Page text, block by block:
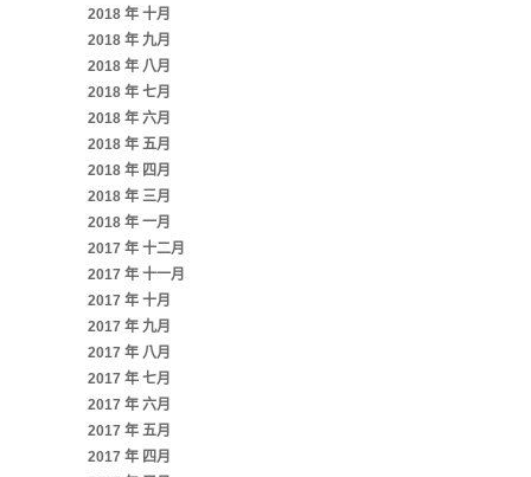
2018 年 十月
2018 年 九月
2018 年 八月
2018 年 七月
2018 年 六月
2018 年 五月
2018 年 四月
2018 年 三月
2018 年 一月
2017 年 十二月
2017 年 十一月
2017 年 十月
2017 年 九月
2017 年 八月
2017 年 七月
2017 年 六月
2017 年 五月
2017 年 四月